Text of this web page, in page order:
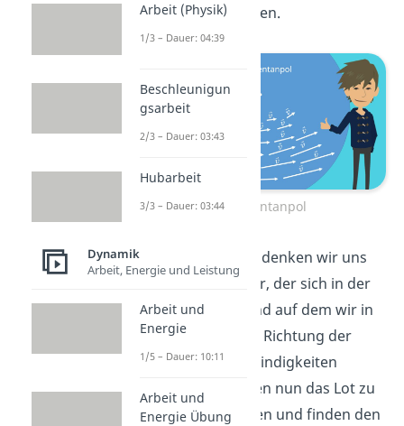
vereinfacht werden.
Momentanpol
Zur Bestimmung denken wir uns
jetzt einen Körper, der sich in der
Ebene bewegt und auf dem wir in
zwei Punkten die Richtung der
dortigen Geschwindigkeiten
kennen. Wir bilden nun das Lot zu
beiden Richtungen und finden den
Arbeit (Physik)
1/3 – Dauer: 04:39
Beschleunigun
gsarbeit
2/3 – Dauer: 03:43
Hubarbeit
3/3 – Dauer: 03:44
Dynamik
Arbeit, Energie und Leistung
Arbeit und
Energie
1/5 – Dauer: 10:11
Arbeit und
Energie Übung